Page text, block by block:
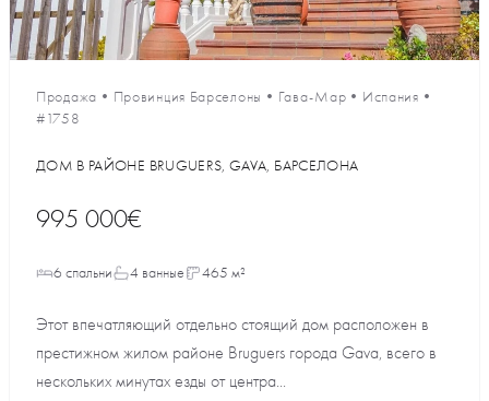
Продажа • Провинция Барселоны • Гава-Мар • Испания •
#1758
ДОМ В РАЙОНЕ BRUGUERS, GAVA, БАРСЕЛОНА
995 000€
6 спальни 4 ванные 465 м²
Этот впечатляющий отдельно стоящий дом расположен в
престижном жилом районе Bruguers города Gava, всего в
нескольких минутах езды от центра...